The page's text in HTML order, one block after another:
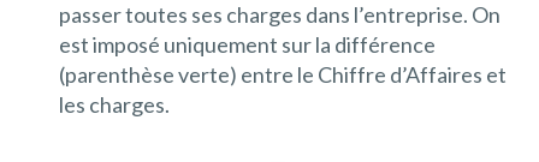
passer toutes ses charges dans l’entreprise. On
est imposé uniquement sur la différence
(parenthèse verte) entre le Chiffre d’Affaires et
les charges.